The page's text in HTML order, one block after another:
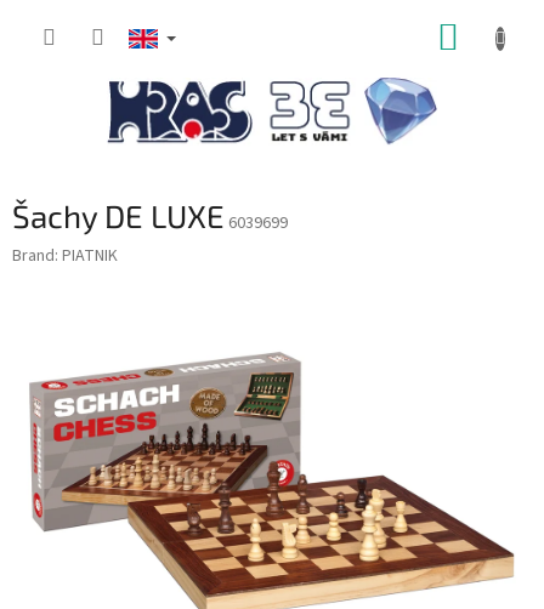
Šachy DE LUXE 6039699
Brand: PIATNIK